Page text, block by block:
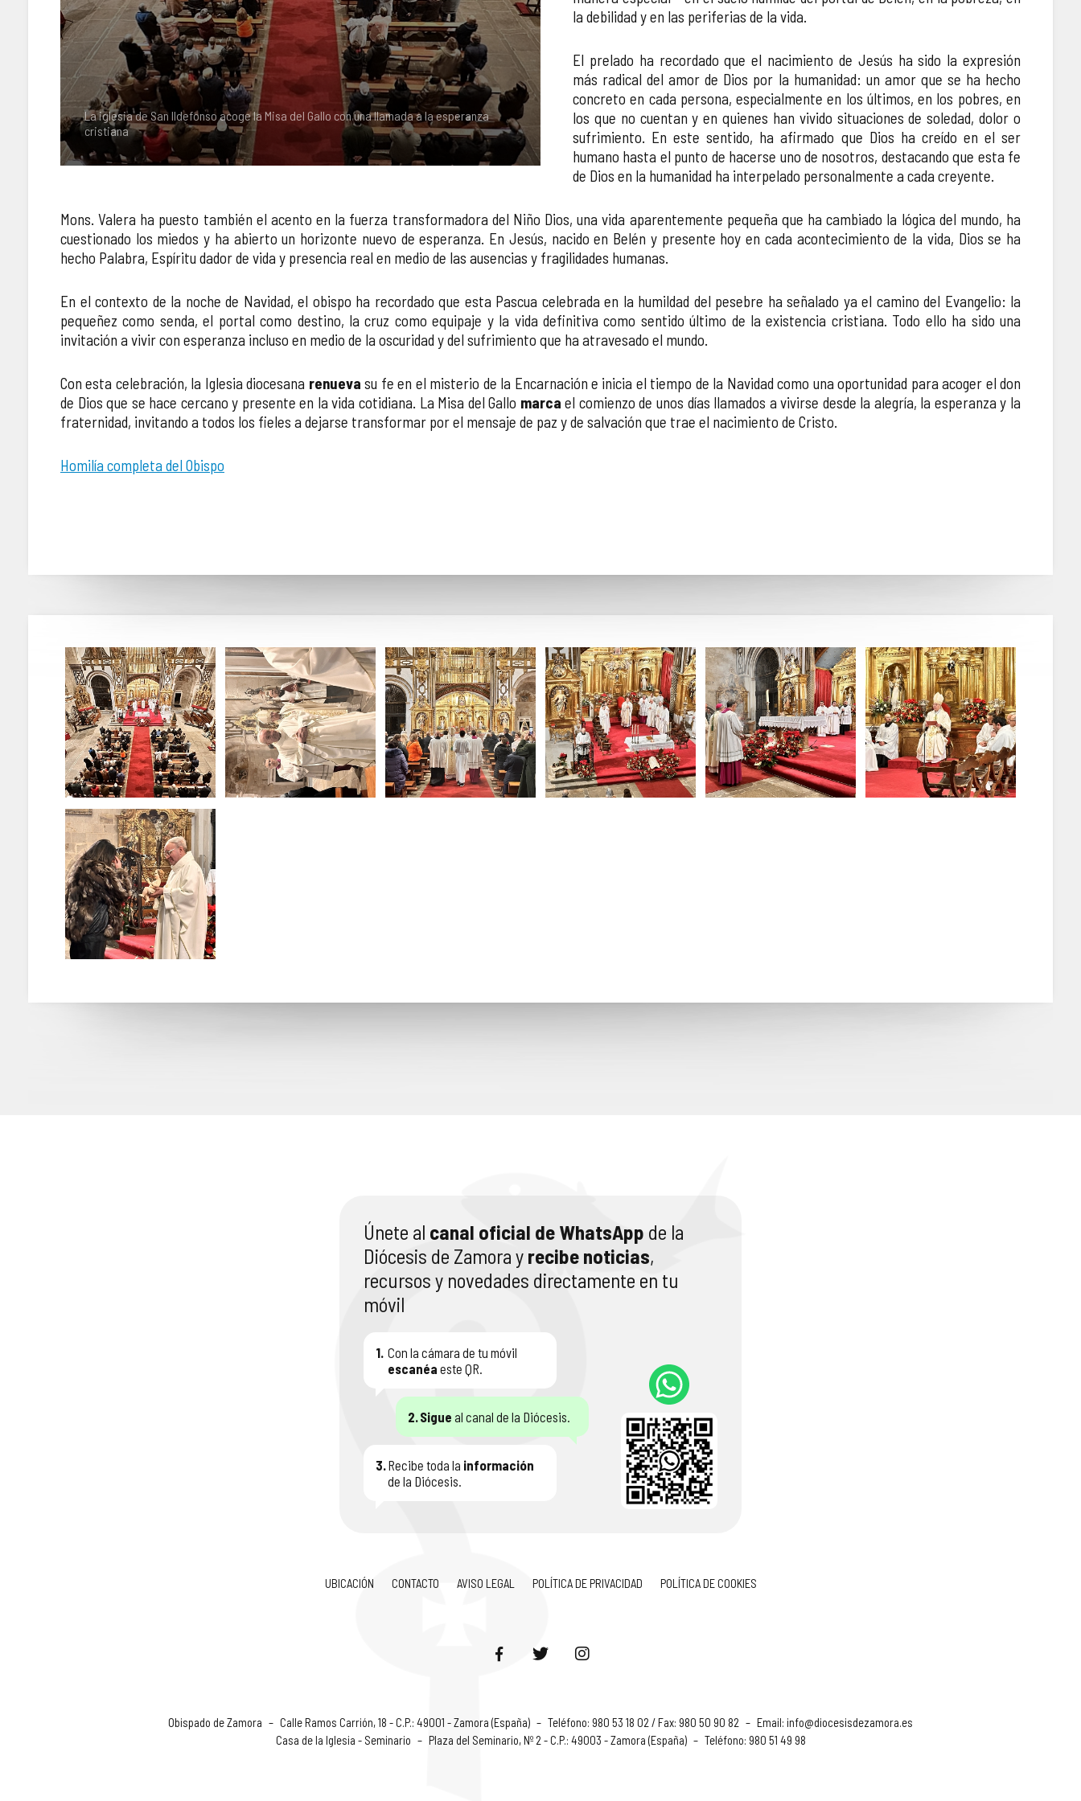
La iglesia de San Ildefonso acoge la Misa del Gallo con una llamada a la esperanza
cristiana
La iglesia de San Ildefonso acoge la Misa del Gallo con una llamada a la esperanza
cristiana
la debilidad y en las periferias de la vida.
El prelado ha recordado que el nacimiento de Jesús ha sido la expresión
más radical del amor de Dios por la humanidad: un amor que se ha hecho
concreto en cada persona, especialmente en los últimos, en los pobres, en
los que no cuentan y en quienes han vivido situaciones de soledad, dolor o
sufrimiento. En este sentido, ha afirmado que Dios ha creído en el ser
humano hasta el punto de hacerse uno de nosotros, destacando que esta fe
de Dios en la humanidad ha interpelado personalmente a cada creyente.
Mons. Valera ha puesto también el acento en la fuerza transformadora del Niño Dios, una vida aparentemente pequeña que ha cambiado la lógica del mundo, ha
cuestionado los miedos y ha abierto un horizonte nuevo de esperanza. En Jesús, nacido en Belén y presente hoy en cada acontecimiento de la vida, Dios se ha
hecho Palabra, Espíritu dador de vida y presencia real en medio de las ausencias y fragilidades humanas.
En el contexto de la noche de Navidad, el obispo ha recordado que esta Pascua celebrada en la humildad del pesebre ha señalado ya el camino del Evangelio: la
pequeñez como senda, el portal como destino, la cruz como equipaje y la vida definitiva como sentido último de la existencia cristiana. Todo ello ha sido una
invitación a vivir con esperanza incluso en medio de la oscuridad y del sufrimiento que ha atravesado el mundo.
Con esta celebración, la Iglesia diocesana renueva su fe en el misterio de la Encarnación e inicia el tiempo de la Navidad como una oportunidad para acoger el don
de Dios que se hace cercano y presente en la vida cotidiana. La Misa del Gallo marca el comienzo de unos días llamados a vivirse desde la alegría, la esperanza y la
fraternidad, invitando a todos los fieles a dejarse transformar por el mensaje de paz y de salvación que trae el nacimiento de Cristo.
Homilía completa del Obispo
Únete al canal oficial de WhatsApp de la
Diócesis de Zamora y recibe noticias,
recursos y novedades directamente en tu
móvil
1. Con la cámara de tu móvil
escanéa este QR.
2. Sigue al canal de la Diócesis.
3. Recibe toda la información
de la Diócesis.
UBICACIÓN CONTACTO AVISO LEGAL POLÍTICA DE PRIVACIDAD POLÍTICA DE COOKIES
Obispado de Zamora – Calle Ramos Carrión, 18 - C.P.: 49001 - Zamora (España) – Teléfono: 980 53 18 02 / Fax: 980 50 90 82 – Email: info@diocesisdezamora.es
Casa de la Iglesia - Seminario – Plaza del Seminario, Nº 2 - C.P.: 49003 - Zamora (España) – Teléfono: 980 51 49 98